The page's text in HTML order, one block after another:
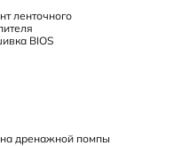
ленточного
BIOS
дренажной помпы